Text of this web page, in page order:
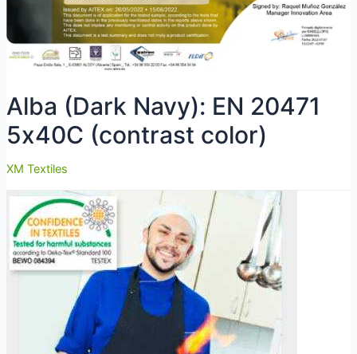
Alba (Dark Navy): EN 20471
5х40С (contrast color)
XM Textiles